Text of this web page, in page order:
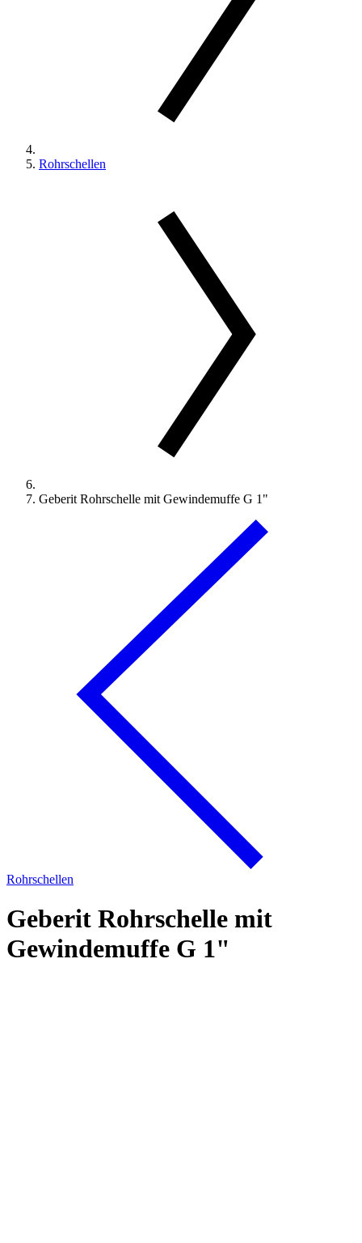
Rohrschellen
Geberit Rohrschelle mit Gewindemuffe G 1"
Rohrschellen
Geberit Rohrschelle mit
Gewindemuffe G 1"